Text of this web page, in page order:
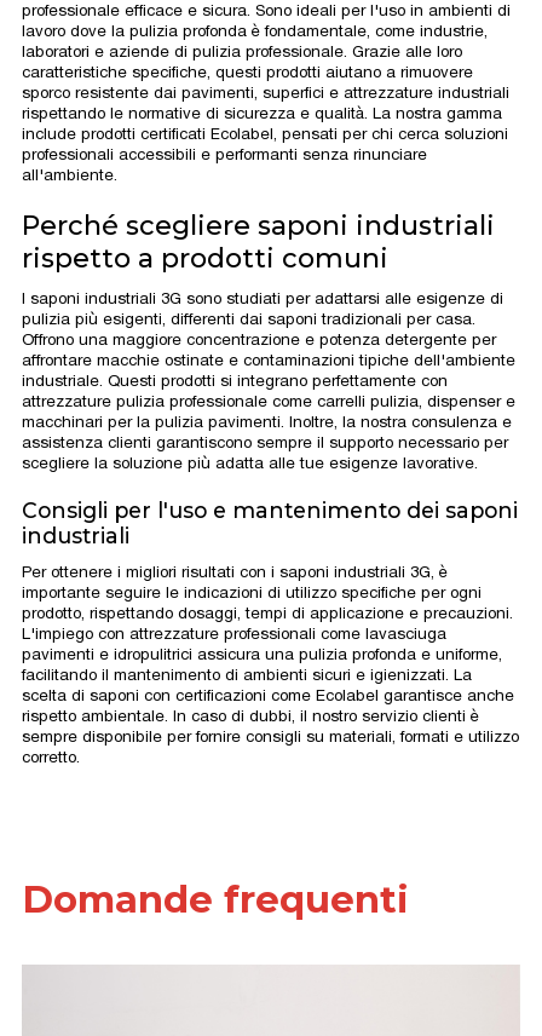
professionale efficace e sicura. Sono ideali per l'uso in ambienti di
lavoro dove la pulizia profonda è fondamentale, come industrie,
laboratori e aziende di pulizia professionale. Grazie alle loro
caratteristiche specifiche, questi prodotti aiutano a rimuovere
sporco resistente dai pavimenti, superfici e attrezzature industriali
rispettando le normative di sicurezza e qualità. La nostra gamma
include prodotti certificati Ecolabel, pensati per chi cerca soluzioni
professionali accessibili e performanti senza rinunciare
all'ambiente.
Perché scegliere saponi industriali
rispetto a prodotti comuni
I saponi industriali 3G sono studiati per adattarsi alle esigenze di
pulizia più esigenti, differenti dai saponi tradizionali per casa.
Offrono una maggiore concentrazione e potenza detergente per
affrontare macchie ostinate e contaminazioni tipiche dell'ambiente
industriale. Questi prodotti si integrano perfettamente con
attrezzature pulizia professionale come carrelli pulizia, dispenser e
macchinari per la pulizia pavimenti. Inoltre, la nostra consulenza e
assistenza clienti garantiscono sempre il supporto necessario per
scegliere la soluzione più adatta alle tue esigenze lavorative.
Consigli per l'uso e mantenimento dei saponi
industriali
Per ottenere i migliori risultati con i saponi industriali 3G, è
importante seguire le indicazioni di utilizzo specifiche per ogni
prodotto, rispettando dosaggi, tempi di applicazione e precauzioni.
L'impiego con attrezzature professionali come lavasciuga
pavimenti e idropulitrici assicura una pulizia profonda e uniforme,
facilitando il mantenimento di ambienti sicuri e igienizzati. La
scelta di saponi con certificazioni come Ecolabel garantisce anche
rispetto ambientale. In caso di dubbi, il nostro servizio clienti è
sempre disponibile per fornire consigli su materiali, formati e utilizzo
corretto.
Domande frequenti